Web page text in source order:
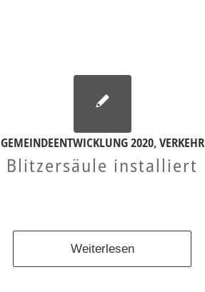
GEMEINDEENTWICKLUNG 2020,VERKEHR
Blitzersäule installiert
Weiterlesen